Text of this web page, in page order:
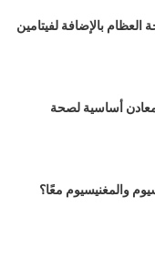
العظام بالإضافة لفيتامين
الكالسيوم فقط، 8 معادن أساسية لصحة
والمغنيسيوم معًا؟